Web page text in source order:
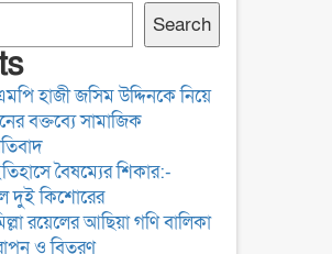
সাংবাদিক সংস্থা
দেশের
অধিকার ও
মর্যাদা রক্ষায়
চেক-সংক্রান্ত মামলায়
রোধে আইন
দাবি, সরকারের
আকর্ষণ
Search
হাজী জসিম উদ্দিনকে নিয়ে
বক্তব্যে সামাজিক
বৈষম্যের শিকার:-
দুই কিশোরের
রয়েলের আছিয়া গণি বালিকা
ও বিতরণ